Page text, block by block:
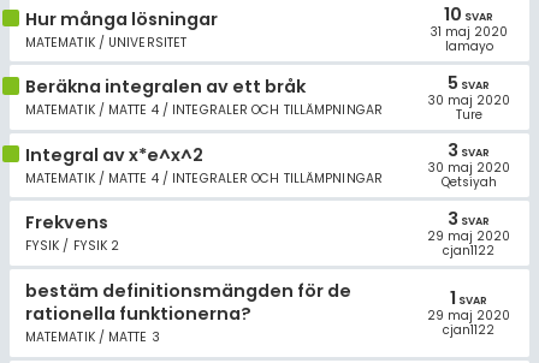
Hur många lösningar
MATEMATIK / UNIVERSITET
10 SVAR
31 maj 2020
lamayo
Beräkna integralen av ett bråk
MATEMATIK / MATTE 4 / INTEGRALER OCH TILLÄMPNINGAR
5 SVAR
30 maj 2020
Ture
Integral av x*e^x^2
MATEMATIK / MATTE 4 / INTEGRALER OCH TILLÄMPNINGAR
3 SVAR
30 maj 2020
Qetsiyah
Frekvens
FYSIK / FYSIK 2
3 SVAR
29 maj 2020
cjan1122
bestäm definitionsmängden för de
rationella funktionerna?
MATEMATIK / MATTE 3
1 SVAR
29 maj 2020
cjan1122